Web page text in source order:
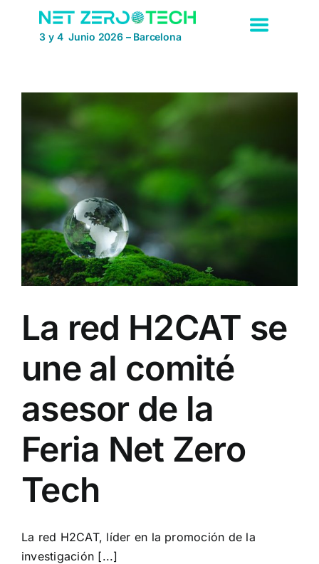
contenido
3 y 4 Junio 2026 – Barcelona
La red H2CAT se
une al comité
asesor de la
Feria Net Zero
Tech
La red H2CAT, líder en la promoción de la
investigación [...]